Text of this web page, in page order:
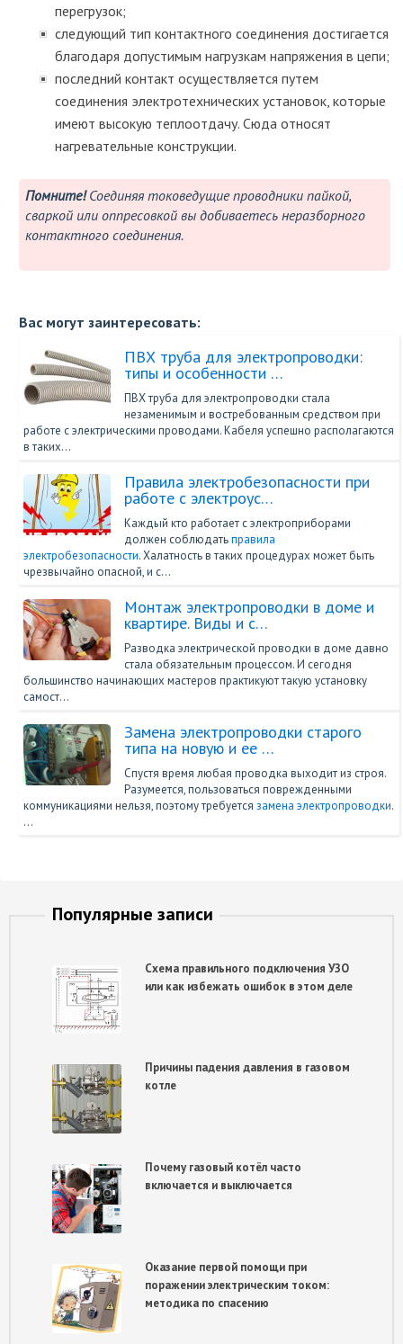
перегрузок;
следующий тип контактного соединения достигается
благодаря допустимым нагрузкам напряжения в цепи;
последний контакт осуществляется путем
соединения электротехнических установок, которые
имеют высокую теплоотдачу. Сюда относят
нагревательные конструкции.
Помните!Соединяя токоведущие проводники пайкой,
сваркой или оппресовкой вы добиваетесь неразборного
контактного соединения.
Вас могут заинтересовать:
ПВХ труба для электропроводки:
типы и особенности …
ПВХ труба для электропроводки стала
незаменимым и востребованным средством при
работе с электрическими проводами. Кабеля успешно располагаются
в таких…
Правила электробезопасности при
работе с электроус…
Каждый кто работает с электроприборами
должен соблюдатьправила
электробезопасности. Халатность в таких процедурах может быть
чрезвычайно опасной, и с…
Монтаж электропроводки в доме и
квартире. Виды и с…
Разводка электрической проводки в доме давно
стала обязательным процессом. И сегодня
большинство начинающих мастеров практикуют такую установку
самост…
Замена электропроводки старого
типа на новую и ее …
Спустя время любая проводка выходит из строя.
Разумеется, пользоваться поврежденными
коммуникациями нельзя, поэтому требуется замена электропроводки.
…
Популярные записи
Схема правильного подключения УЗО
или как избежать ошибок в этом деле
Причины падения давления в газовом
котле
Почему газовый котёл часто
включается и выключается
Оказание первой помощи при
поражении электрическим током:
методика по спасению